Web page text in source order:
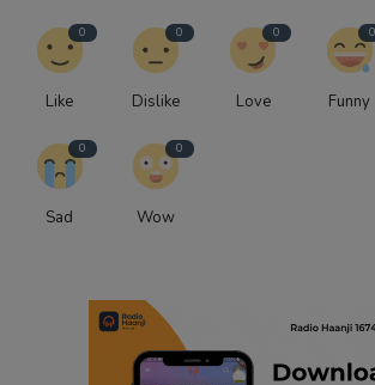
0
Like
0
Dislike
0
Love
0
Funny
0
Sad
0
Wow